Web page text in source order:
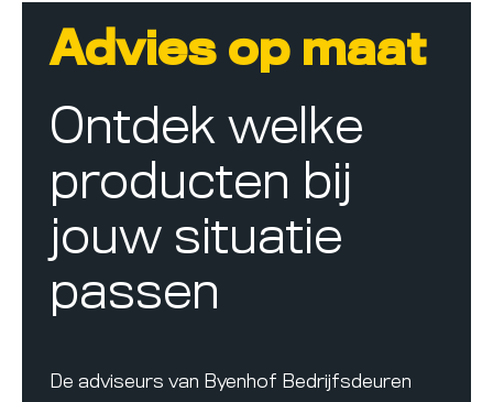
Advies op maat
Ontdek welke
producten bij
jouw situatie
passen
De adviseurs van Byenhof Bedrijfsdeuren